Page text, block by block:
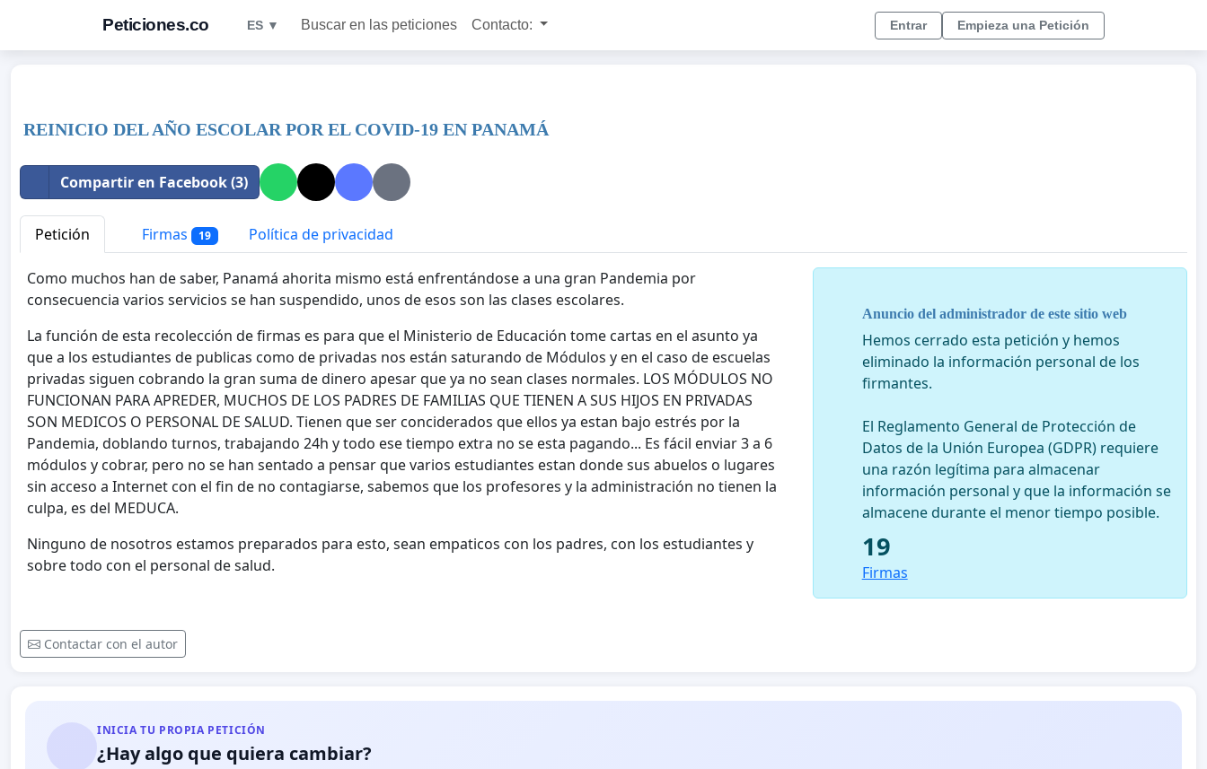
Peticiones.co ES ▼ Buscar en las peticiones Contacto: Entrar Empieza una Petición
REINICIO DEL AÑO ESCOLAR POR EL COVID-19 EN PANAMÁ
Compartir en Facebook (3)
Petición Firmas 19 Política de privacidad
Como muchos han de saber, Panamá ahorita mismo está enfrentándose a una gran Pandemia por
consecuencia varios servicios se han suspendido, unos de esos son las clases escolares.
La función de esta recolección de firmas es para que el Ministerio de Educación tome cartas en el asunto ya
que a los estudiantes de publicas como de privadas nos están saturando de Módulos y en el caso de escuelas
privadas siguen cobrando la gran suma de dinero apesar que ya no sean clases normales. LOS MÓDULOS NO
FUNCIONAN PARA APREDER, MUCHOS DE LOS PADRES DE FAMILIAS QUE TIENEN A SUS HIJOS EN PRIVADAS
SON MEDICOS O PERSONAL DE SALUD. Tienen que ser conciderados que ellos ya estan bajo estrés por la
Pandemia, doblando turnos, trabajando 24h y todo ese tiempo extra no se esta pagando... Es fácil enviar 3 a 6
módulos y cobrar, pero no se han sentado a pensar que varios estudiantes estan donde sus abuelos o lugares
sin acceso a Internet con el fin de no contagiarse, sabemos que los profesores y la administración no tienen la
culpa, es del MEDUCA.
Ninguno de nosotros estamos preparados para esto, sean empaticos con los padres, con los estudiantes y
sobre todo con el personal de salud.
Contactar con el autor
Anuncio del administrador de este sitio web
Hemos cerrado esta petición y hemos
eliminado la información personal de los
firmantes.
El Reglamento General de Protección de
Datos de la Unión Europea (GDPR) requiere
una razón legítima para almacenar
información personal y que la información se
almacene durante el menor tiempo posible.
19
Firmas
INICIA TU PROPIA PETICIÓN
¿Hay algo que quiera cambiar?